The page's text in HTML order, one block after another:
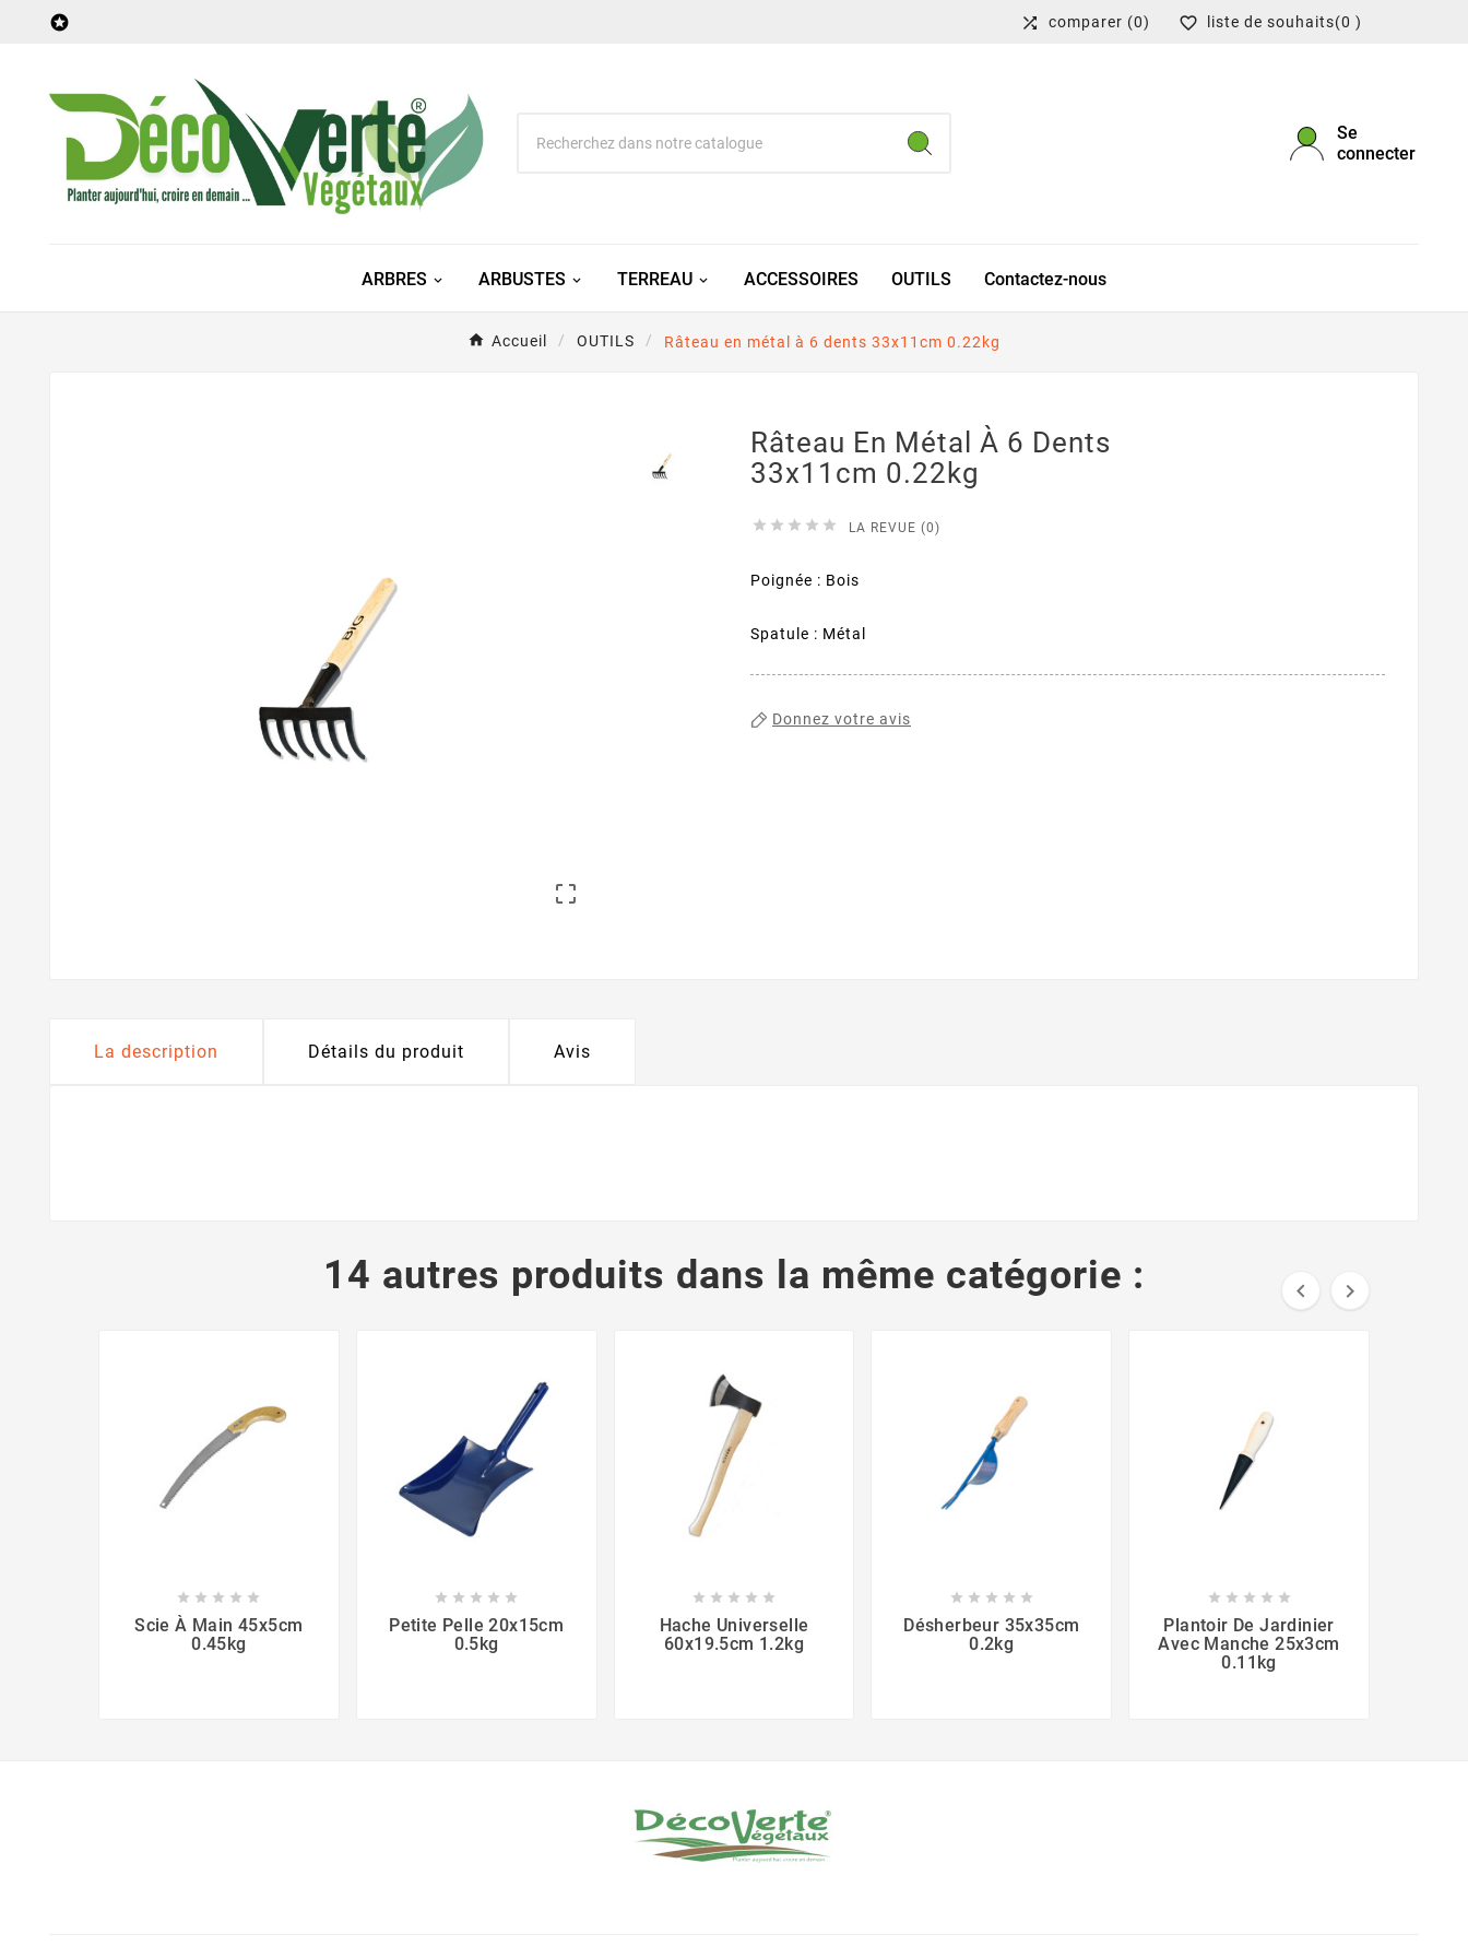
  comparer (0)  liste de souhaits(0 )
Se
connecter
ARBRES ARBUSTES TERREAU ACCESSOIRES OUTILS Contactez-nous
Accueil OUTILS Râteau en métal à 6 dents 33x11cm 0.22kg

Râteau En Métal À 6 Dents
33x11cm 0.22kg
     LA REVUE (0)
Poignée : Bois
Spatule : Métal
Donnez votre avis
La description Détails du produit Avis
14 autres produits dans la même catégorie :  
    
Scie À Main 45x5cm
0.45kg
    
Petite Pelle 20x15cm
0.5kg
    
Hache Universelle
60x19.5cm 1.2kg
    
Désherbeur 35x35cm
0.2kg
    
Plantoir De Jardinier
Avec Manche 25x3cm
0.11kg